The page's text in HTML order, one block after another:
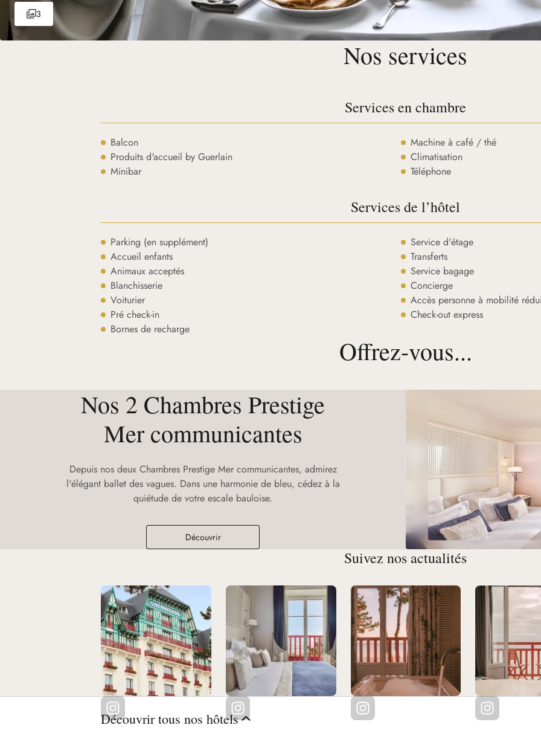
3
Nos services
Services en chambre
Balcon
Machine à café / thé
Produits d'accueil by Guerlain
Climatisation
Minibar
Téléphone
Services de l’hôtel
Parking (en supplément)
Service d'étage
Accueil enfants
Transferts
Animaux acceptés
Service bagage
Blanchisserie
Concierge
Voiturier
Accès personne à mobilité
Pré check-in
Check-out express
Bornes de recharge
Offrez-vous...
Nos 2 Chambres Prestige
Mer communicantes
Depuis nos deux Chambres Prestige Mer communicantes, admirez
l'élégant ballet des vagues. Dans une harmonie de bleu, cédez à la
quiétude de votre escale bauloise.
Découvrir
Suivez nos actualités
Découvrir tous nos hôtels